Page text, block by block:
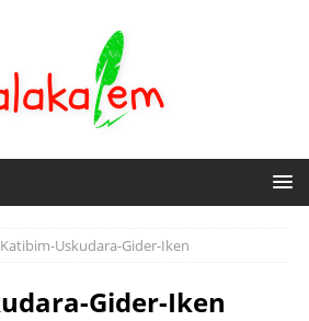
Katibim-Uskudara-Gider-Iken
Gider-Iken